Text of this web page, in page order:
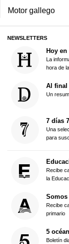
Motor gallego
NEWSLETTERS
Hoy en
La
hora de
Al final
Un
7 días
Una
para
Recibe
la
Somos
Recibe
primario
5
Boletín